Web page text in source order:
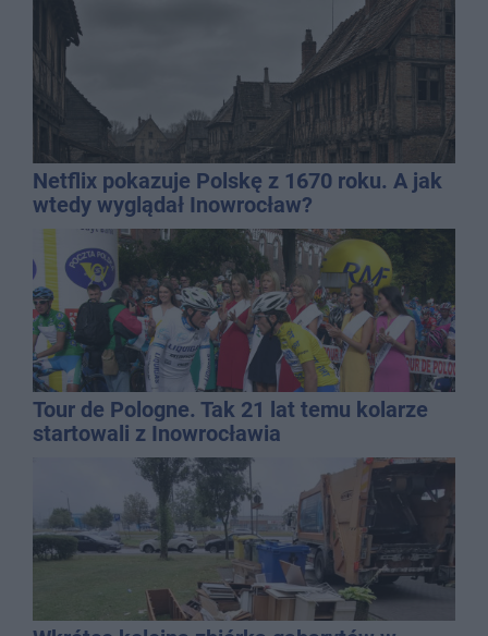
Netflix pokazuje Polskę z 1670 roku. A jak
wtedy wyglądał Inowrocław?
Tour de Pologne. Tak 21 lat temu kolarze
startowali z Inowrocławia